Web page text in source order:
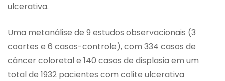
ulcerativa.
Uma metanálise de 9 estudos observacionais (3
coortes e 6 casos-controle), com 334 casos de
câncer coloretal e 140 casos de displasia em um
total de 1932 pacientes com colite ulcerativa